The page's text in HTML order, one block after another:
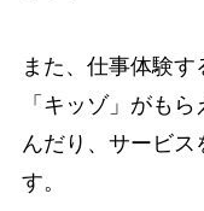
また、仕事体験
「キッゾ」がも
んだり、サービス
す。